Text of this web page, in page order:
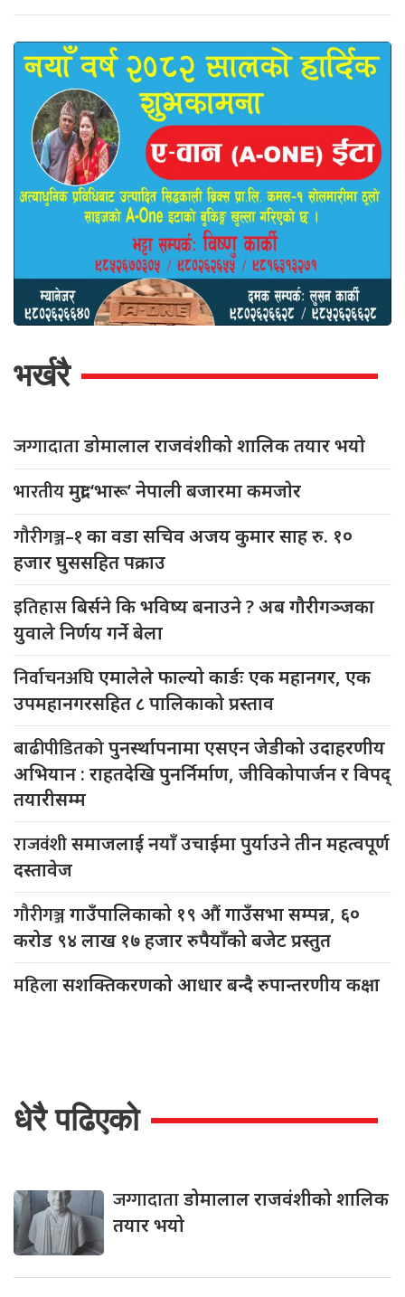
भर्खरै
जग्गादाताडोमालाल राजवंशीको शालिक तयार भयो
भारतीयमुद्रा ‘भारू’ नेपाली बजारमा कमजाेर
गौरीगञ्ज–१का वडा सचिव अजय कुमार साह रु. १०
हजार घुससहित पक्राउ
इतिहासबिर्सने कि भविष्य बनाउने ? अब गौरीगञ्जका
युवाले निर्णय गर्ने बेला
निर्वाचनअघिएमालेले फाल्यो कार्डः एक महानगर, एक
उपमहानगरसहित ८ पालिकाको प्रस्ताव
बाढीपीडितकोपुनर्स्थापनामा एसएन जेडीको उदाहरणीय
अभियान : राहतदेखि पुनर्निर्माण, जीविकोपार्जन र विपद्
तयारीसम्म
राजवंशीसमाजलाई नयाँ उचाईमा पुर्याउने तीन महत्वपूर्ण
दस्तावेज
गौरीगञ्जगाउँपालिकाको १९ औं गाउँसभा सम्पन्न, ६०
करोड ९४ लाख १७ हजार रुपैयाँको बजेट प्रस्तुत
महिलासशक्तिकरणको आधार बन्दै रुपान्तरणीय कक्षा
धेरै पढिएको
जग्गादाताडोमालाल राजवंशीको शालिक
तयार भयो